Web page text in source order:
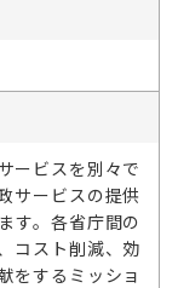
ービスを別々で
サービスの提供
す。各省庁間の
コスト削減、効
をするミッショ